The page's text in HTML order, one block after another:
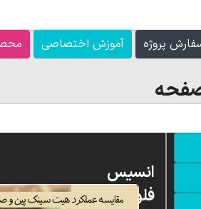
آموزش اختصاصی پروژه
انسیس
فلوئنت